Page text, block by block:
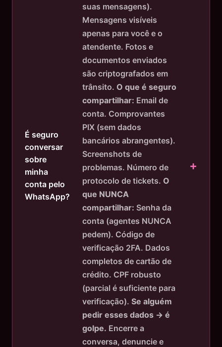
É seguro
conversar
sobre
minha
conta pelo
WhatsApp?
suas mensagens).
Mensagens visíveis
apenas para você e o
atendente. Fotos e
documentos enviados
são criptografados em
trânsito. O que é seguro
compartilhar: Email de
conta. Comprovantes
PIX (sem dados
bancários abrangentes).
Screenshots de
problemas. Número de
protocolo de tickets. O
que NUNCA
compartilhar: Senha da
conta (agentes NUNCA
pedem). Código de
verificação 2FA. Dados
completos de cartão de
crédito. CPF robusto
(parcial é suficiente para
verificação). Se alguém
pedir esses dados → é
golpe. Encerre a
conversa, denuncie e